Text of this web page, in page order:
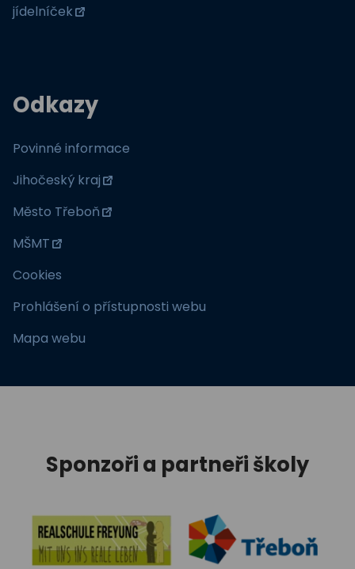
jídelníček
Odkazy
Povinné informace
Jihočeský kraj
Město Třeboň
MŠMT
Cookies
Prohlášení o přístupnosti webu
Mapa webu
Sponzoři a partneři školy